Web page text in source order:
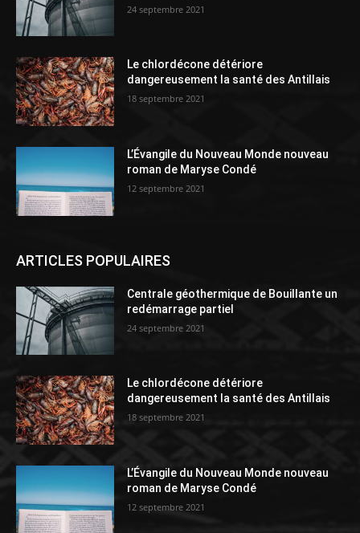
24 septembre 2021
Le chlordécone détériore
dangereusement la santé des Antillais
18 septembre 2021
L’Évangile du Nouveau Monde nouveau
roman de Maryse Condé
12 septembre 2021
ARTICLES POPULAIRES
Centrale géothermique de Bouillante un
redémarrage partiel
24 septembre 2021
Le chlordécone détériore
dangereusement la santé des Antillais
18 septembre 2021
L’Évangile du Nouveau Monde nouveau
roman de Maryse Condé
12 septembre 2021